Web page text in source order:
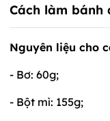
Cách làm bánh
Nguyên liệu cho
- Bơ: 60g;
- Bột mì: 155g;